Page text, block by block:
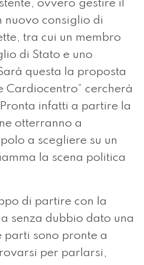
ovvero gestire il
nuovo consiglio di
tra cui un membro
di Stato e uno
questa la proposta
Cardiocentro” cercherà
infatti a partire la
otterranno a
a scegliere su un
la scena politica
di partire con la
senza dubbio dato una
parti sono pronte a
per parlarsi,